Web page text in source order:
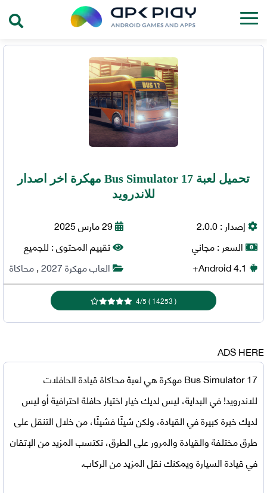
تحميل لعبة Bus Simulator 17 مهكرة اخر اصدار
للاندرويد
إصدار :2.0.0
السعر :مجاني
Android4.1+
29 مارس 2025
تقييم المحتوى :للجميع
العاب مهكرة 2027
,محاكاة
(
14253
)
4/5
ADS HERE
Bus Simulator 17 مهكرة
هي لعبة محاكاة قيادة الحافلات
للاندرويد! في البداية، ليس لديك خيار اختيار حافلة احترافية أو ليس
لديك خبرة كبيرة في القيادة، ولكن شيئًا فشيئًا، من خلال التنقل على
طرق مختلفة والقيادة والمرور على الطرق، تكتسب المزيد من الإتقان
في قيادة السيارة ويمكنك نقل المزيد من الركاب.